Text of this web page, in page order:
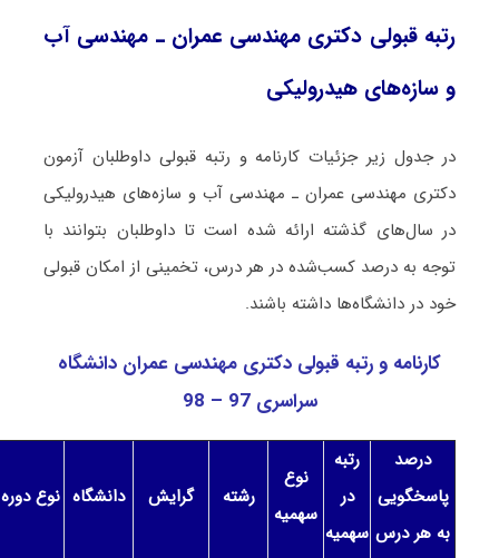
رتبه قبولی دکتری ﻣﻬﻨﺪسی ﻋﻤﺮان ـ مهندسی آب
و ﺳﺎزهﻫﺎی هیدرولیکی
در جدول زیر جزئیات کارنامه و رتبه قبولی داوطلبان آزمون
دکتری ﻣﻬﻨﺪسی ﻋﻤﺮان ـ مهندسی آب و ﺳﺎزهﻫﺎی هیدرولیکی
در سال‌های گذشته ارائه شده است تا داوطلبان بتوانند با
توجه به درصد کسب‌شده در هر درس، تخمینی از امکان قبولی
خود در دانشگاه‌ها داشته باشند.
کارنامه و رتبه قبولی دکتری ﻣﻬﻨﺪسی ﻋﻤﺮان دانشگاه
سراسری 97 – 98
درصد
پاسخگویی
به هر درس
رتبه
در
سهمیه
نوع
سهمیه
رشته گرایش دانشگاه نوع دوره